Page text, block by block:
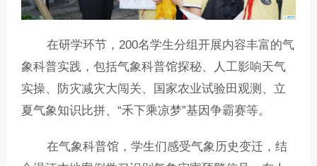
在研学环节，200名学生分组开展内容丰富的气
象科普实践，包括气象科普馆探秘、人工影响天气
实操、防灾减灾大闯关、国家农业试验田观测、立
夏气象知识比拼、“禾下乘凉梦”基因争霸赛等。
在气象科普馆，学生们感受气象历史变迁，结